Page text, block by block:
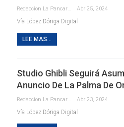
Redaccion La Pancarta De Quintana Roo Abr 25, 2024
Vía López Dóriga Digital
LEE MAS...
Studio Ghibli Seguirá
Anuncio De La Palma De
Redaccion La Pancarta De Quintana Roo Abr 23, 2024
Vía López Dóriga Digital